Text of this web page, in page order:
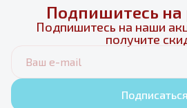
Подпишитесь на
Подпишитесь на наши
получите
Подписаться